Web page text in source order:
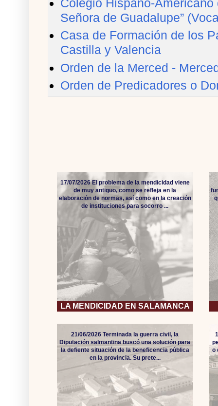
Colegio Hispano-
Señora de Guadalupe”
Casa de Formación de los
Castilla y Valencia
Orden de la Merced -
Orden de Predicadores o
LA MENDICIDAD EN SALAMANCA
17/07/2026 El problema de la mendicidad viene
de muy antiguo, como se refleja en la
elaboración de normas, así como en la creación
de instituciones para socorro ...
21/06/2026 Terminada la guerra civil, la
Diputación salmantina buscó una solución para
la defiente situación de la beneficencia pública
en la provincia. Su prete...
o